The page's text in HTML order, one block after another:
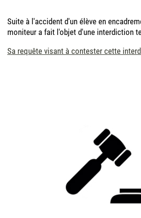
Suite à l'accident d'un élève en
moniteur a fait l'objet d'une interdiction
Sa requête visant à contester cette